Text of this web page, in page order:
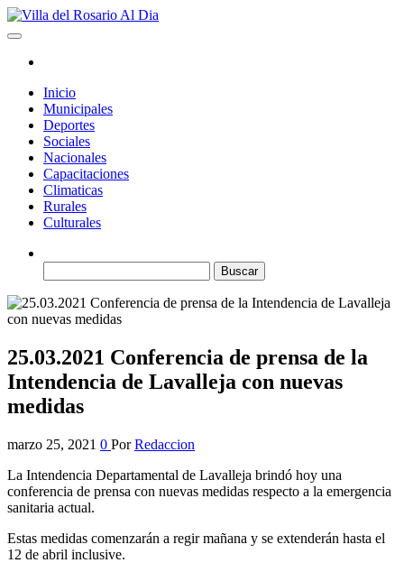
Saltar
al
Inicio
Municipales
Deportes
Sociales
Nacionales
Capacitaciones
Climaticas
Rurales
Culturales
25.03.2021 Conferencia de prensa de la
Intendencia de Lavalleja con nuevas
medidas
marzo 25, 2021 0 Por Redaccion
La Intendencia Departamental de Lavalleja brindó hoy una
conferencia de prensa con nuevas medidas respecto a la emergencia
sanitaria actual.
Estas medidas comenzarán a regir mañana y se extenderán hasta el
12 de abril inclusive.